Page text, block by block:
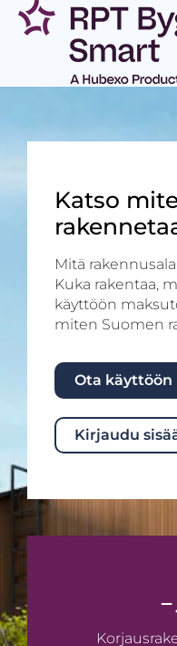
Katso
Mitä
Kuka rakentaa,
käyttöön
miten Suomen
Ota käyttöön
Kirjaudu